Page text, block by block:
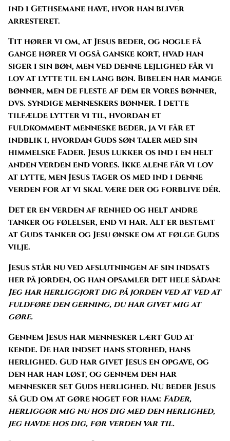
ind i Gethsemane have, hvor han bliver
arresteret.
Tit hører vi om, at Jesus beder, og nogle få
gange hører vi også ganske kort, hvad han
siger i sin bøn, men ved denne lejlighed får vi
lov at lytte til en lang bøn. Bibelen har mange
bønner, men de fleste af dem er vores bønner,
dvs. syndige menneskers bønner. I dette
tilfælde lytter vi til, hvordan et
fuldkomment menneske beder, ja vi får et
indblik i, hvordan Guds søn taler med sin
himmelske Fader. Jesus lukker os ind i en helt
anden verden end vores. Ikke alene får vi lov
at lytte, men Jesus tager os med ind i denne
verden for at vi skal være der og forblive dér.
Det er en verden af renhed og helt andre
tanker og følelser, end vi har. Alt er bestemt
at Guds tanker og Jesu ønske om at følge Guds
vilje.
Jesus står nu ved afslutningen af sin indsats
her på jorden, og han opsamler det hele sådan:
Jeg har herliggjort dig på jorden ved at ved at
fuldføre den gerning, du har givet mig at
gøre.
Gennem Jesus har mennesker lært Gud at
kende. De har indset hans storhed, hans
herlighed. Gud har givet Jesus en opgave, og
den har han løst, og gennem den har
mennesker set Guds herlighed. Nu beder Jesus
så Gud om at gøre noget for ham: Fader,
herliggør mig nu hos dig med den herlighed,
jeg havde hos dig, før verden var til.